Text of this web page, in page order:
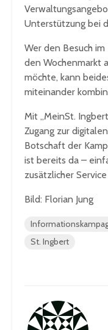
Unterstützung bei
Wer den Besuch
den Wochenmarkt
möchte, kann
miteinander
Mit „MeinSt.
Zugang zur
Botschaft der
ist bereits da –
zusätzlicher
Bild: Florian Jung
St. Ingbert